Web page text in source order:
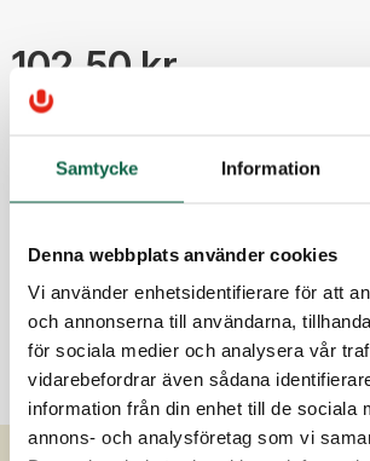
Samtycke Information
Denna webbplats använder cookies
Vi använder enhetsidentifierare för att
och annonserna till användarna,
för sociala medier och analysera vår
vidarebefordrar även sådana
information från din enhet till de sociala
annons- och analysföretag som vi
102,50 kr
Lägg i
PRODUKTEGENSKAPER
Bredd
148